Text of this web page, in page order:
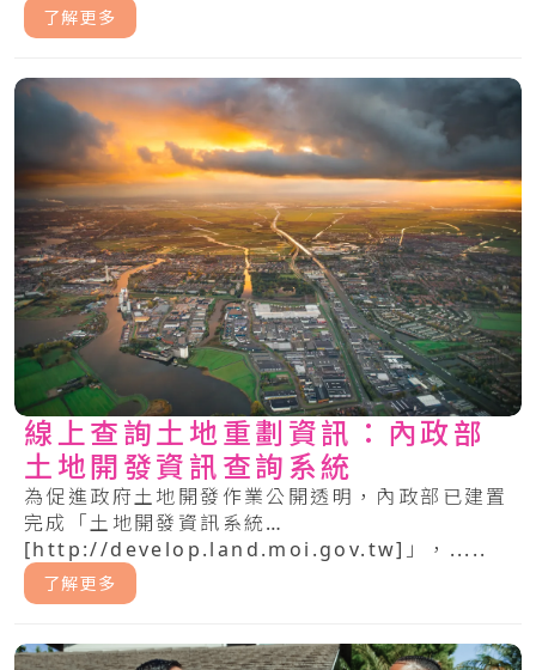
了解更多
線上查詢土地重劃資訊：內政部
土地開發資訊查詢系統
為促進政府土地開發作業公開透明，內政部已建置
完成「土地開發資訊系統
[http://develop.land.moi.gov.tw]」，.....
了解更多